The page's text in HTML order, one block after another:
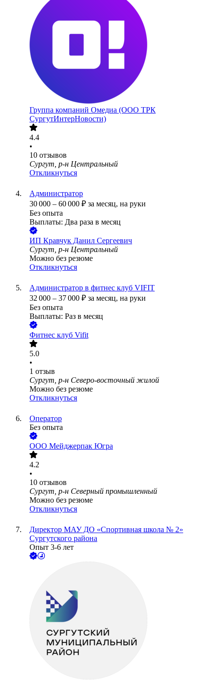
Группа компаний Омедиа (ООО ТРК
СургутИнтерНовости)
4.4
•
10 отзывов
Сургут, р-н Центральный
Откликнуться
Администратор
30 000 – 60 000 ₽ за месяц, на руки
Без опыта
Выплаты: Два раза в месяц
ИП Кравчук Данил Сергеевич
Сургут, р-н Центральный
Можно без резюме
Откликнуться
Администратор в фитнес клуб VIFIT
32 000 – 37 000 ₽ за месяц, на руки
Без опыта
Выплаты: Раз в месяц
Фитнес клуб Vifit
5.0
•
1 отзыв
Сургут, р-н Северо-восточный жилой
Можно без резюме
Откликнуться
Оператор
Без опыта
ООО Мейджерпак Югра
4.2
•
10 отзывов
Сургут, р-н Северный промышленный
Можно без резюме
Откликнуться
Директор МАУ ДО «Спортивная школа № 2»
Сургутского района
Опыт 3-6 лет